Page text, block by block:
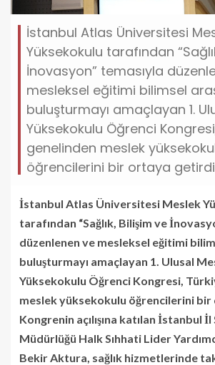
İstanbul Atlas Üniversitesi
Yüksekokulu tarafından
İnovasyon” temasıyla
mesleksel eğitimi bilimsel
buluşturmayı amaçlayan 1.
Yüksekokulu Öğrenci
genelinden meslek
öğrencilerini bir ortaya
İstanbul Atlas Üniversitesi Meslek
tarafından “Sağlık, Bilişim ve
düzenlenen ve mesleksel eğitimi
buluşturmayı amaçlayan 1. Ulusal
Yüksekokulu Öğrenci Kongresi,
meslek yüksekokulu öğrencilerini
Kongrenin açılışına katılan İstanbul İl
Müdürlüğü Halk Sıhhati Lider
Bekir Aktura, sağlık hizmetlerinde